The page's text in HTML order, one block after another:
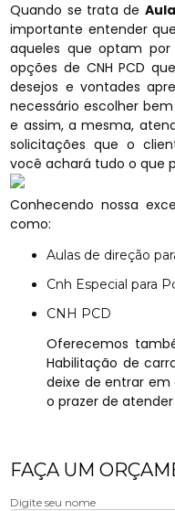
Quando se trata de
importante entender
aqueles que optam por
opções de CNH PCD
desejos e vontades
necessário escolher
e assim, a mesma,
solicitações que o
você achará tudo o que
Conhecendo nossa
como:
Aulas de direção
Cnh Especial para
CNH PCD
Oferecemos
Habilitação de
deixe de entrar
o prazer de
FAÇA UM
Digite seu nome